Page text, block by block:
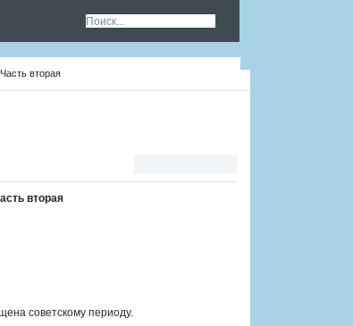
вторая
вторая
советскому периоду.